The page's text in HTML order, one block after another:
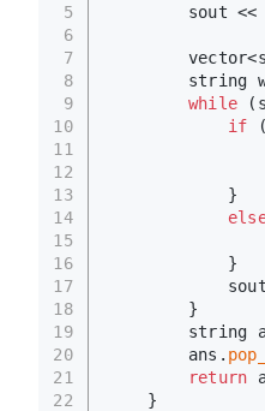
5
6
7
8
9
10
11
12
13
14
15
16
17
18
19
20
21
22
sout <<
string
while
if
            }
            }
        }
string
        ans.
return
    }